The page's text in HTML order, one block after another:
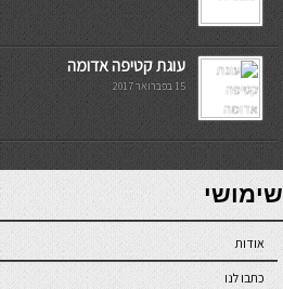
עוגת קטיפה אדומה
15 בפברואר 2017
7slots
seriöse online casinos österreich
שימושי
אודות
כתבו לנו